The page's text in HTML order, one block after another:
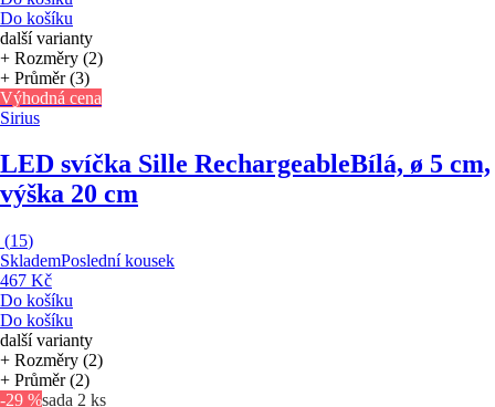
Do košíku
další varianty
+ Rozměry (2)
+ Průměr (3)
Výhodná cena
Sirius
LED svíčka Sille RechargeableBílá, ø 5 cm,
výška 20 cm
(15)
SklademPoslední kousek
467 Kč
Do košíku
Do košíku
další varianty
+ Rozměry (2)
+ Průměr (2)
-29 %sada 2 ks